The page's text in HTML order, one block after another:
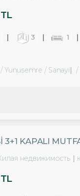
3
1
Yunusemre / Sanayi /
3+1 KAPALI
недвижимость